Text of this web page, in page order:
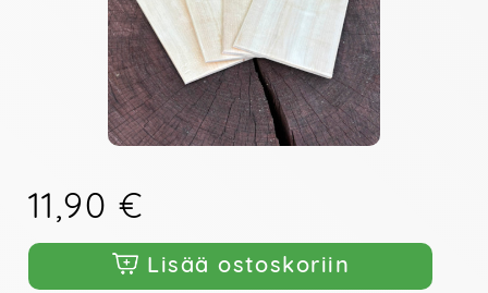
11,90 €
Lisää ostoskoriin